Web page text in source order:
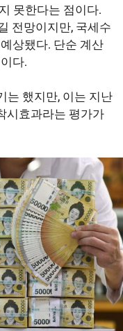
못한다는 점이다.
전망이지만, 국세수
상됐다. 단순 계산
다.
는 했지만, 이는 지난
시효과라는 평가가